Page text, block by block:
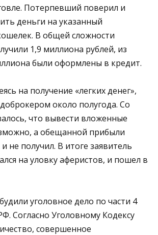
Потерпевший поверил и
деньги на указанный
В общей сложности
1,9 миллиона рублей, из
были оформлены в кредит.
на получение «легких денег»,
около полугода. Со
что вывести вложенные
а обещанной прибыли
не получил. В итоге заявитель
на уловку аферистов, и пошел в
уголовное дело по части 4
Согласно Уголовному Кодексу
совершенное